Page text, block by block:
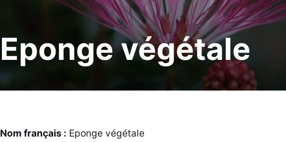
Eponge végétale
Nom français : Eponge végétale